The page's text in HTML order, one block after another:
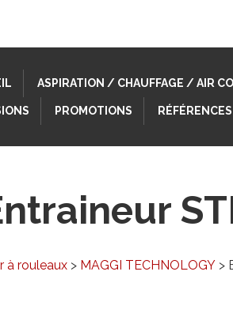
ASPIRATION / CHAUFFAGE / AIR
PROMOTIONS RÉFÉRENCES
à rouleaux > MAGGI TECHNOLOGY >